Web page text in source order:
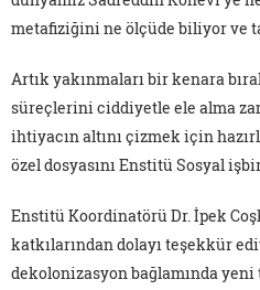
metafiziğini ne ölçüde biliyor ve
Artık yakınmaları bir kenara
süreçlerini ciddiyetle ele alma
ihtiyacın altını çizmek için
özel dosyasını Enstitü Sosyal
Enstitü Koordinatörü Dr. İpek
katkılarından dolayı teşekkür
dekolonizasyon bağlamında yeni